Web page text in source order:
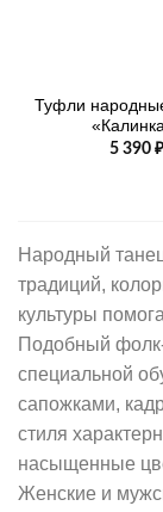
Туфли
5 390 ₽
Народный
традиций,
культуры
Подобный
специальной
сапожками,
стиля
насыщенные
Женские и